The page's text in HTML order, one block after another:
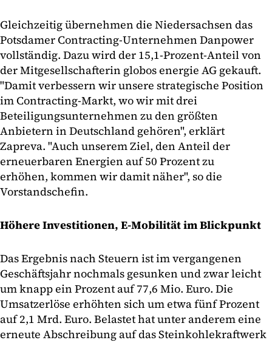
Gleichzeitig übernehmen die Niedersachsen das
Potsdamer Contracting-Unternehmen Danpower
vollständig. Dazu wird der 15,1-Prozent-Anteil von
der Mitgesellschafterin globos energie AG gekauft.
"Damit verbessern wir unsere strategische Position
im Contracting-Markt, wo wir mit drei
Beteiligungsunternehmen zu den größten
Anbietern in Deutschland gehören", erklärt
Zapreva. "Auch unserem Ziel, den Anteil der
erneuerbaren Energien auf 50 Prozent zu
erhöhen, kommen wir damit näher", so die
Vorstandschefin.
Höhere Investitionen, E-Mobilität im Blickpunkt
Das Ergebnis nach Steuern ist im vergangenen
Geschäftsjahr nochmals gesunken und zwar leicht
um knapp ein Prozent auf 77,6 Mio. Euro. Die
Umsatzerlöse erhöhten sich um etwa fünf Prozent
auf 2,1 Mrd. Euro. Belastet hat unter anderem eine
erneute Abschreibung auf das Steinkohlekraftwerk